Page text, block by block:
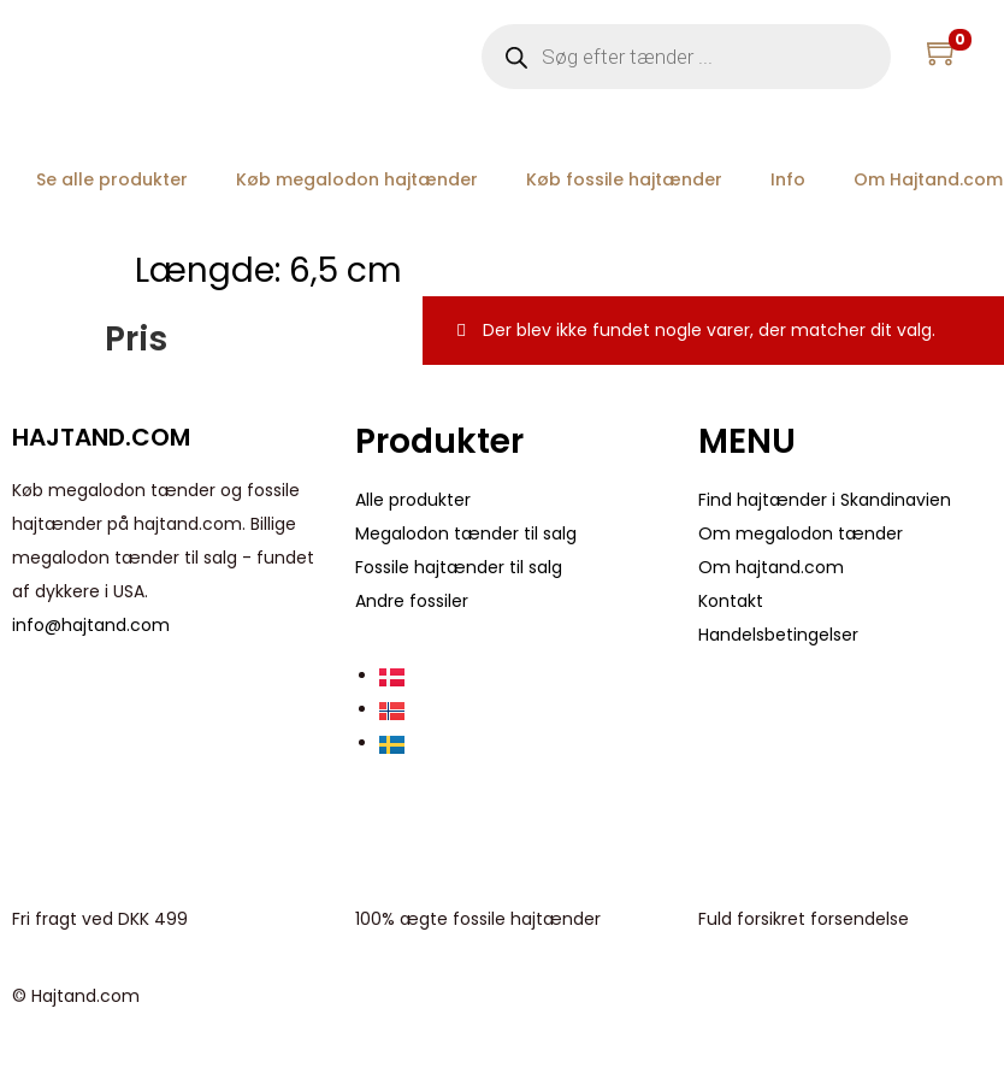
0
Se alle produkter Køb megalodon hajtænder Køb fossile hajtænder Info Om Hajtand.com
Længde: 6,5 cm
Der blev ikke fundet nogle varer, der matcher dit valg.
Pris
HAJTAND.COM
Køb megalodon tænder og fossile
hajtænder på hajtand.com. Billige
megalodon tænder til salg - fundet
af dykkere i USA.
info@hajtand.com
Produkter
Alle produkter
Megalodon tænder til salg
Fossile hajtænder til salg
Andre fossiler
MENU
Find hajtænder i Skandinavien
Om megalodon tænder
Om hajtand.com
Kontakt
Handelsbetingelser
Fri fragt ved DKK 499 100% ægte fossile hajtænder Fuld forsikret forsendelse
© Hajtand.com